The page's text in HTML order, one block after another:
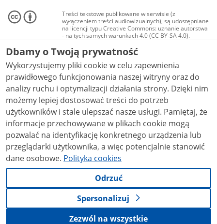
Treści tekstowe publikowane w serwisie (z
wyłączeniem treści audiowizualnych), są udostępniane
na licencji typu Creative Commons: uznanie autorstwa
- na tych samych warunkach 4.0 (CC BY-SA 4.0).
Materiały audiowizualne, w tym zdjęcia, materiały
audio i wideo, są udostępniane na licencji typu
Creative Commons: uznanie autorstwa użycie
niekomercyjne - bez utworów zależnych 4.0 (CC BY-
NC-ND 4.0), o ile nie jest to stwierdzone inaczej.
Dbamy o Twoją prywatność
Wykorzystujemy pliki cookie w celu zapewnienia
prawidłowego funkcjonowania naszej witryny oraz do
analizy ruchu i optymalizacji działania strony. Dzięki nim
możemy lepiej dostosować treści do potrzeb
użytkowników i stale ulepszać nasze usługi. Pamiętaj, że
informacje przechowywane w plikach cookie mogą
pozwalać na identyfikację konkretnego urządzenia lub
przeglądarki użytkownika, a więc potencjalnie stanowić
dane osobowe. Polityka cookies
Odrzuć
Spersonalizuj
Zezwól na wszystkie